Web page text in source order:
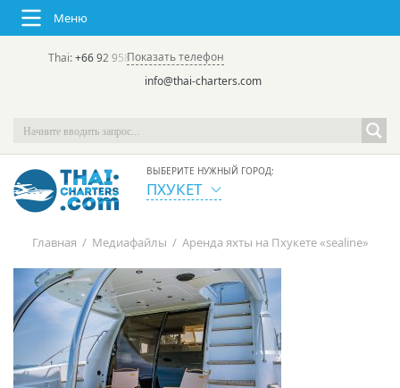
Меню
Thai:+66 92 958 8644(rus/eng) | в России:
Показать телефон
info@thai-charters.com
ВЫБЕРИТЕ НУЖНЫЙ ГОРОД:
ПХУКЕТ
Главная / Медиафайлы / Аренда яхты на Пхукете «sealine»